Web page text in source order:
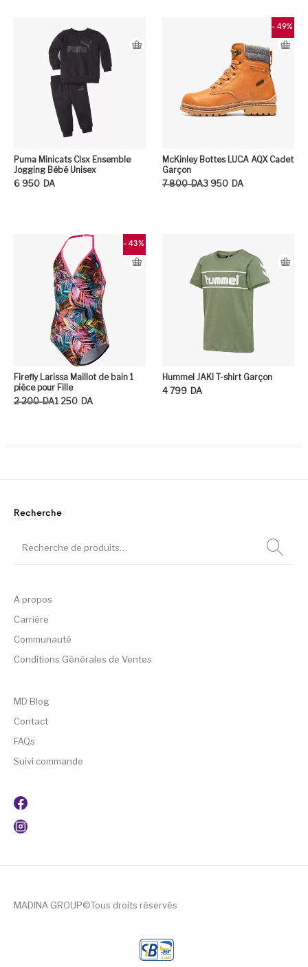
Puma Minicats Clsx Ensemble
Jogging Bébé Unisex
6 950 DA
- 49%
McKinley Bottes LUCA AQX Cadet
Garçon
7 800 DA
Le prix initial était : 7 800DA.
3 950 DA
Le prix actuel est : 3 950DA.
- 43%
Firefly Larissa Maillot de bain 1
pièce pour Fille
2 200 DA
Le prix initial était : 2 200DA.
1 250 DA
Le prix actuel est : 1 250DA.
Hummel JAKI T-shirt Garçon
4 799 DA
Recherche
A propos
Carrière
Communauté
Conditions Générales de Ventes
MD Blog
Contact
FAQs
Suivi commande
MADINA GROUP©Tous droits réservés